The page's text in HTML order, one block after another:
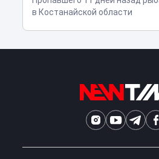
в Костанайской области